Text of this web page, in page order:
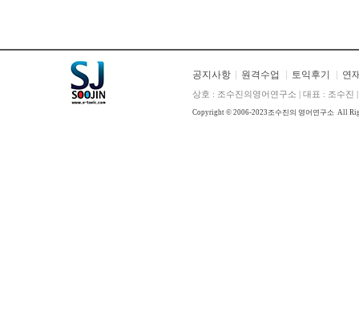
공지사항 원격수업 토익후기 연
상호 : 조수진의영어연구소 | 대표 : 조수진
Copyright © 2006-2023 조수진의 영어연구소 All